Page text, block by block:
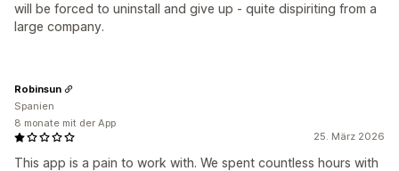
will be forced to uninstall and give up - quite dispiriting from a
large company.
25. März 2026
This app is a pain to work with. We spent countless hours with
Robinsun
Spanien
8 monate mit der App